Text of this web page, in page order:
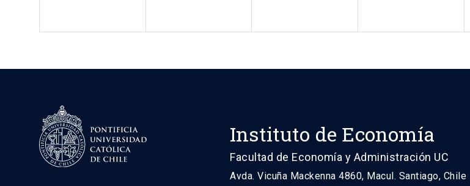
Instituto de Economía
Facultad de Economía y Administración UC
Avda. Vicuña Mackenna 4860, Macul. Santiago, Chile